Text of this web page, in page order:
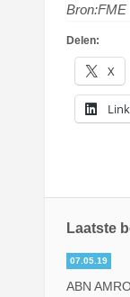
Bron:FME
Delen:
X
Laatste
07.05.19
ABN